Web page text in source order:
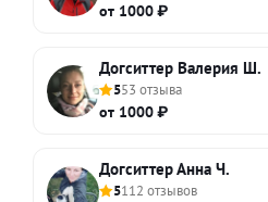
от 1000 ₽
Догситтер Валерия Ш.
553 отзыва
от 1000 ₽
Догситтер Анна Ч.
5112 отзывов